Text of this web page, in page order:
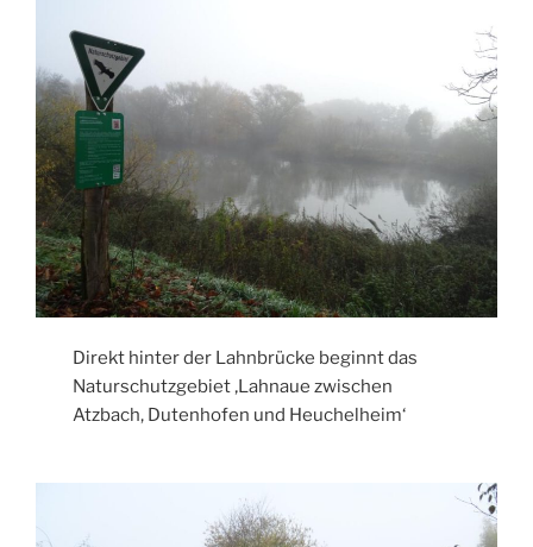
Direkt hinter der Lahnbrücke beginnt das
Naturschutzgebiet ‚Lahnaue zwischen
Atzbach, Dutenhofen und Heuchelheim‘